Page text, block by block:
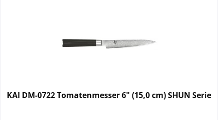
KAI DM-0722 Tomatenmesser 6" (15,0 cm) SHUN Serie